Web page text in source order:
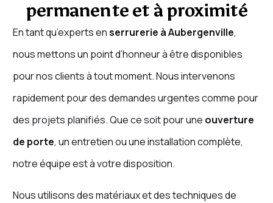
permanente et à proximité
En tant qu’experts enserrurerie à Aubergenville,
nous mettons un point d’honneur à être disponibles
pour nos clients à tout moment. Nous intervenons
rapidement pour des demandes urgentes comme pour
des projets planifiés. Que ce soit pour une ouverture
de porte, un entretien ou une installation complète,
notre équipe est à votre disposition.
Nous utilisons des matériaux et des techniques de